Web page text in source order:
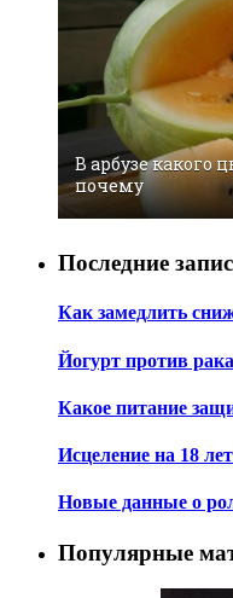
В арбузе какого
почему
Последние
Как замедлить
Йогурт против
Какое питание
Исцеление на 18
Новые данные о
Популярные